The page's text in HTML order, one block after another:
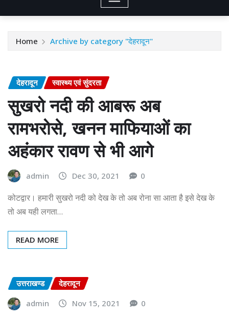
Home Archive by category "देहरादून"
देहरादून स्वास्थ्य एवं सुंदरता
सुखरो नदी की आबरू अब
रामभरोसे, खनन माफियाओं का
अहंकार रावण से भी आगे
admin Dec 30, 2021 0
कोटद्वार। हमारी सुखरो नदी को देख के तो अब रोना सा आता है इसे देख के
तो अब यही लगता…
READ MORE
उत्तराखण्ड
देहरादून
admin
Nov 15, 2021 0